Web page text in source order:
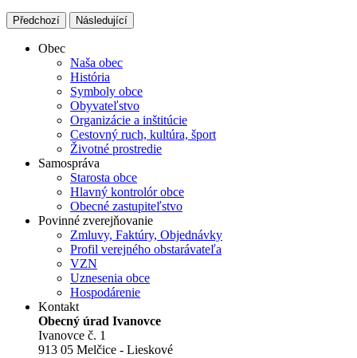
Předchozí Následující
Obec
Naša obec
História
Symboly obce
Obyvateľstvo
Organizácie a inštitúcie
Cestovný ruch, kultúra, šport
Životné prostredie
Samospráva
Starosta obce
Hlavný kontrolór obce
Obecné zastupiteľstvo
Povinné zverejňovanie
Zmluvy, Faktúry, Objednávky
Profil verejného obstarávateľa
VZN
Uznesenia obce
Hospodárenie
Kontakt
Obecný úrad Ivanovce
Ivanovce č. 1
913 05 Melčice - Lieskové